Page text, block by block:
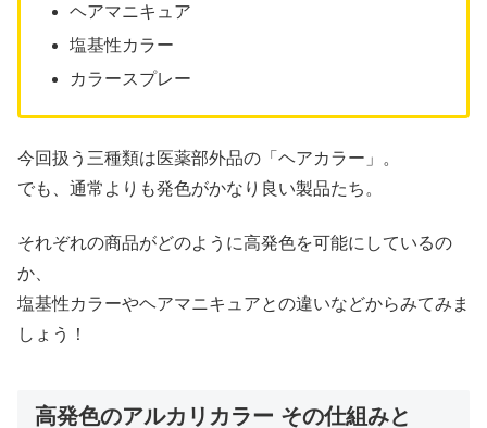
ヘアマニキュア
塩基性カラー
カラースプレー
今回扱う三種類は医薬部外品の「ヘアカラー」。
でも、通常よりも発色がかなり良い製品たち。
それぞれの商品がどのように高発色を可能にしているの
か、
塩基性カラーやヘアマニキュアとの違いなどからみてみま
しょう！
高発色のアルカリカラー その仕組みと